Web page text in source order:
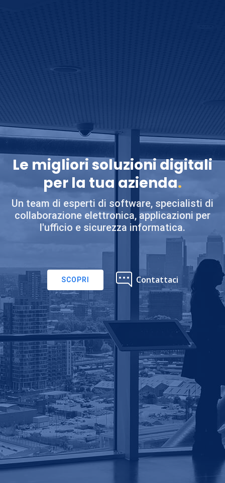
Le migliori soluzioni digitali
per la tua azienda.
Un team di esperti di software, specialisti di
collaborazione elettronica, applicazioni per
l'ufficio e sicurezza informatica.
SCOPRI Contattaci